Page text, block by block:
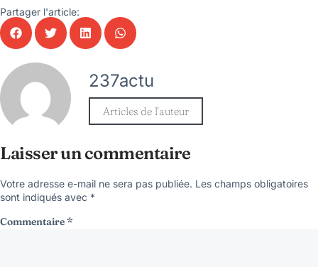
Partager l'article:
237actu
Articles de l'auteur
Laisser un commentaire
Votre adresse e-mail ne sera pas publiée. Les champs obligatoires
sont indiqués avec *
Commentaire*